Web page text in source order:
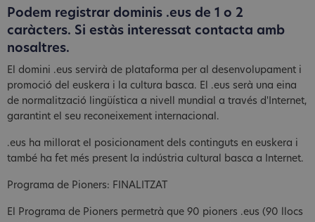
Podem registrar dominis .eus de 1 o 2
caràcters. Si estàs interessat contacta amb
nosaltres.
El domini .eus servirà de plataforma per al desenvolupament i
promoció del euskera i la cultura basca. El .eus serà una eina
de normalització lingüística a nivell mundial a través d'Internet,
garantint el seu reconeixement internacional.
.eus ha millorat el posicionament dels continguts en euskera i
també ha fet més present la indústria cultural basca a Internet.
Programa de Pioners: FINALITZAT
El Programa de Pioners permetrà que 90 pioners .eus (90 llocs